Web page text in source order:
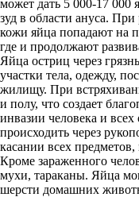
может дать 5 000-17
зуд в области ануса.
кожи яйца попадают на
где и продолжают
Яйца остриц через
участки тела, одежду,
жилищу. При
и полу, что создает
инвазии человека и
происходить через
касании всех
Кроме зараженного
мухи, тараканы. Яйца
шерсти домашних